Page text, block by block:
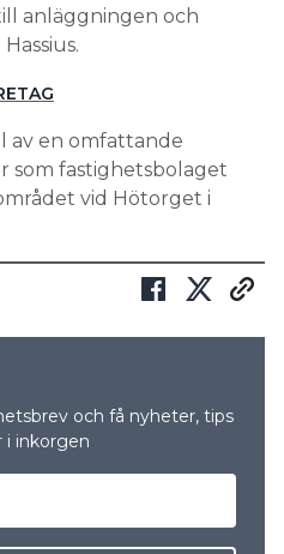
anläggningen och
av en omfattande
som fastighetsbolaget
vid Hötorget i
och få nyheter, tips
i inkorgen